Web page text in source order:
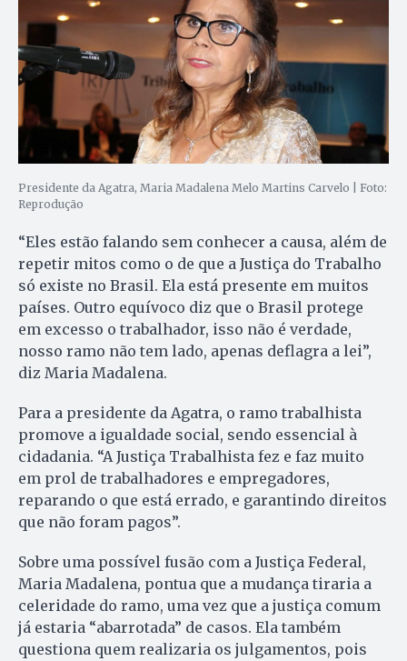
Presidente da Agatra, Maria Madalena Melo Martins Carvelo | Foto:
Reprodução
“Eles estão falando sem conhecer a causa, além de
repetir mitos como o de que a Justiça do Trabalho
só existe no Brasil. Ela está presente em muitos
países. Outro equívoco diz que o Brasil protege
em excesso o trabalhador, isso não é verdade,
nosso ramo não tem lado, apenas deflagra a lei”,
diz Maria Madalena.
Para a presidente da Agatra, o ramo trabalhista
promove a igualdade social, sendo essencial à
cidadania. “A Justiça Trabalhista fez e faz muito
em prol de trabalhadores e empregadores,
reparando o que está errado, e garantindo direitos
que não foram pagos”.
Sobre uma possível fusão com a Justiça Federal,
Maria Madalena, pontua que a mudança tiraria a
celeridade do ramo, uma vez que a justiça comum
já estaria “abarrotada” de casos. Ela também
questiona quem realizaria os julgamentos, pois